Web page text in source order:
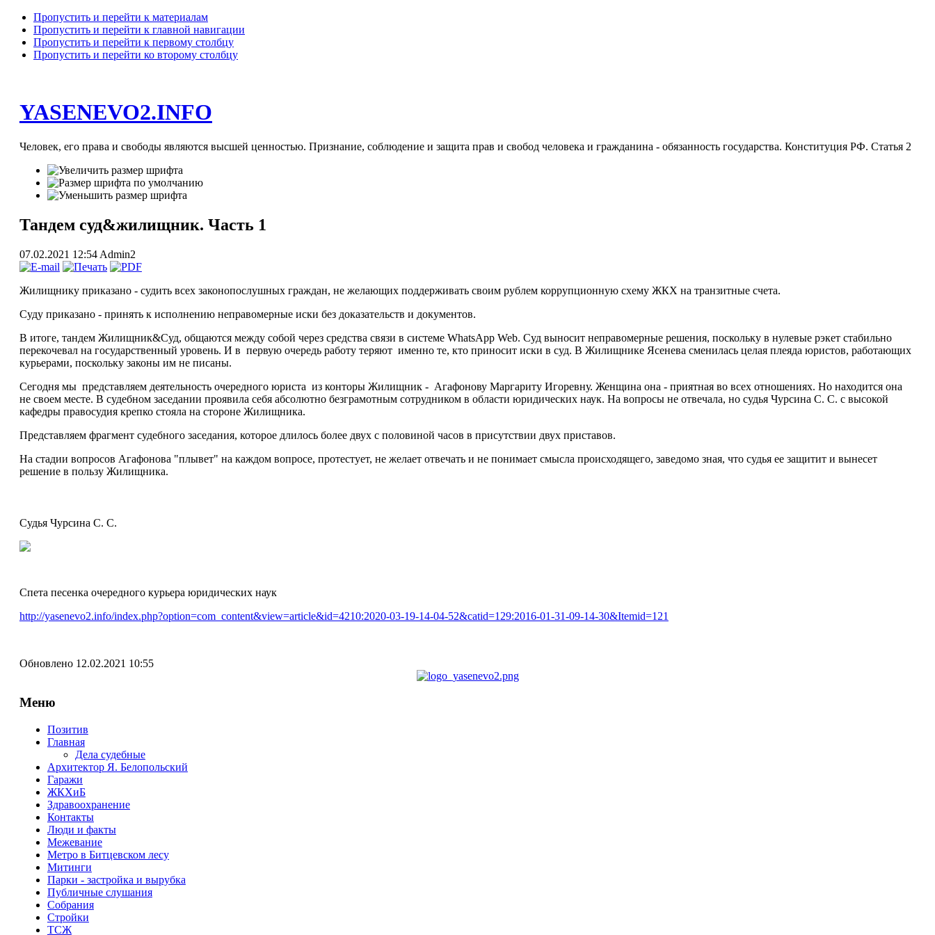
Пропустить и перейти к материалам
Пропустить и перейти к главной навигации
Пропустить и перейти к первому столбцу
Пропустить и перейти ко второму столбцу
YASENEVO2.INFO
Человек, его права и свободы являются высшей ценностью. Признание, соблюдение и защита прав и свобод человека и гражданина - обязанность государства. Конституция РФ. Статья 2
Тандем суд&жилищник. Часть 1
07.02.2021 12:54 Admin2
Жилищнику приказано - судить всех законопослушных граждан, не желающих поддерживать своим рублем коррупционную схему ЖКХ на транзитные счета.
Суду приказано - принять к исполнению неправомерные иски без доказательств и документов.
В итоге, тандем Жилищник&Суд, общаются между собой через средства связи в системе WhatsApp Web. Суд выносит неправомерные решения, поскольку в нулевые рэкет стабильно
перекочевал на государственный уровень. И в первую очередь работу теряют именно те, кто приносит иски в суд. В Жилищнике Ясенева сменилась целая плеяда юристов, работающих
курьерами, поскольку законы им не писаны.
Сегодня мы представляем деятельность очередного юриста из конторы Жилищник - Агафонову Маргариту Игоревну. Женщина она - приятная во всех отношениях. Но находится она
не своем месте. В судебном заседании проявила себя абсолютно безграмотным сотрудником в области юридических наук. На вопросы не отвечала, но судья Чурсина С. С. с высокой
кафедры правосудия крепко стояла на стороне Жилищника.
Представляем фрагмент судебного заседания, которое длилось более двух с половиной часов в присутствии двух приставов.
На стадии вопросов Агафонова "плывет" на каждом вопросе, протестует, не желает отвечать и не понимает смысла происходящего, заведомо зная, что судья ее защитит и вынесет
решение в пользу Жилищника.
Судья Чурсина С. С.
Спета песенка очередного курьера юридических наук
http://yasenevo2.info/index.php?option=com_content&view=article&id=4210:2020-03-19-14-04-52&catid=129:2016-01-31-09-14-30&Itemid=121
Обновлено 12.02.2021 10:55
Меню
Позитив
Главная
Дела судебные
Архитектор Я. Белопольский
Гаражи
ЖКХиБ
Здравоохранение
Контакты
Люди и факты
Межевание
Метро в Битцевском лесу
Митинги
Парки - застройка и вырубка
Публичные слушания
Собрания
Стройки
ТСЖ